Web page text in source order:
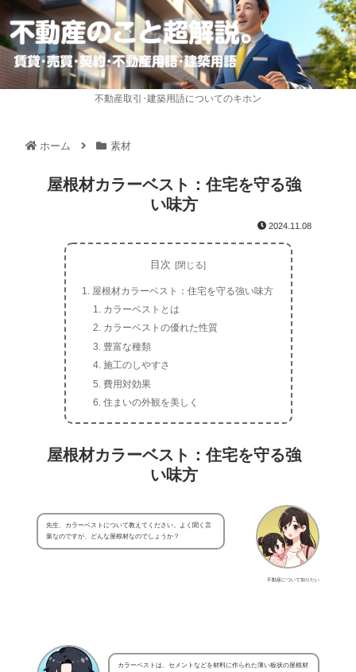
不動産取引･建築用語についてのキホン
ホーム 素材
屋根材カラーベスト：住宅を守る強
い味方
2024.11.08
目次
屋根材カラーベスト：住宅を守る強い味方
カラーベストとは
カラーベストの優れた性質
豊富な種類
施工のしやすさ
費用対効果
住まいの外観を美しく
屋根材カラーベスト：住宅を守る強
い味方
不動産について知りたい
先生、カラーベストについて教えてください。よく聞く言
葉なのですが、どんな屋根材なのでしょうか？
カラーベストは、セメントなどを材料に作られた薄い板状の屋根材